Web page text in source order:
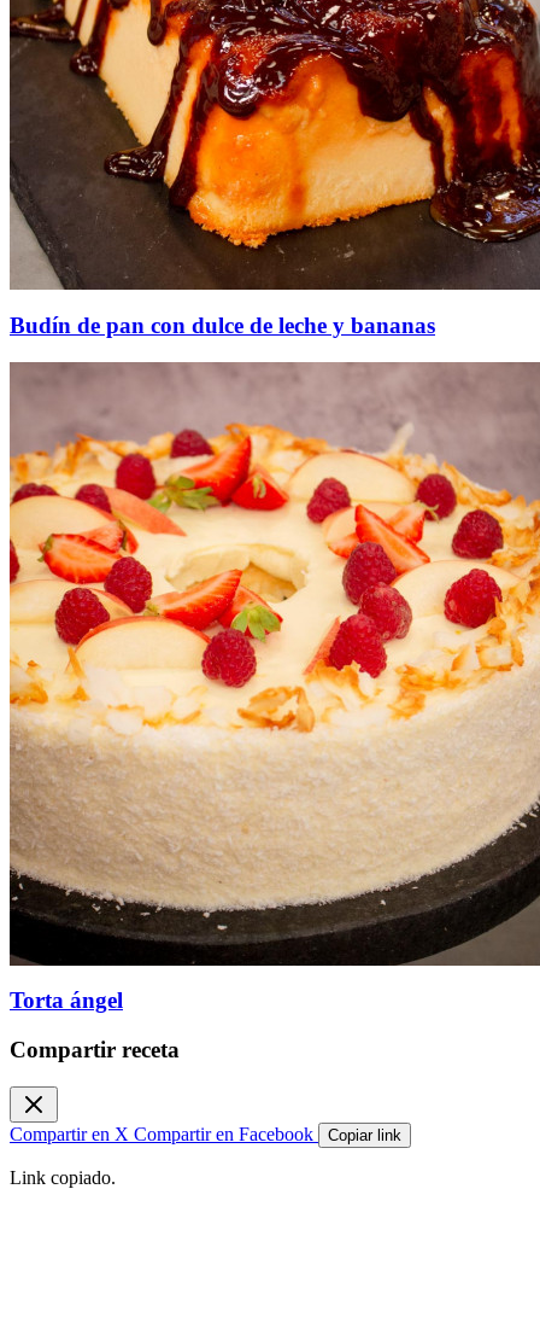
Budín de pan con dulce de leche y bananas
Torta ángel
Compartir receta
Compartir en X Compartir en Facebook Copiar link
Link copiado.